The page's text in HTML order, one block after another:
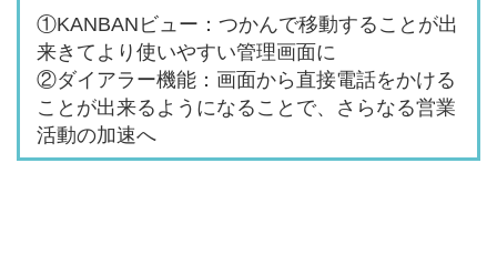
①KANBANビュー：つかんで移動することが出
来きてより使いやすい管理画面に
②ダイアラー機能：画面から直接電話をかける
ことが出来るようになることで、さらなる営業
活動の加速へ